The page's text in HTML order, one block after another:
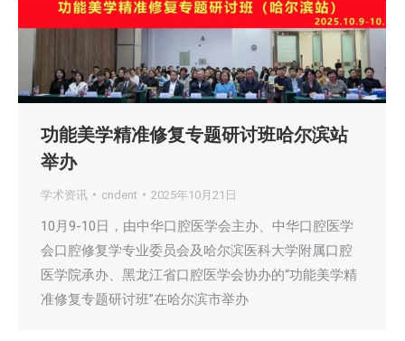
功能美学精准修复专题研讨班哈尔滨站
举办
学术资讯 cndent 2025年10月21日
10月9-10日，由中华口腔医学会主办、中华口腔医学
会口腔修复学专业委员会及哈尔滨医科大学附属口腔
医学院承办、黑龙江省口腔医学会协办的“功能美学精
准修复专题研讨班”在哈尔滨市举办